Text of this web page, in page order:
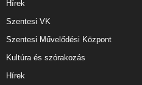
Hírek
Szentesi VK
Szentesi Művelődési Központ
Kultúra és szórakozás
Hírek